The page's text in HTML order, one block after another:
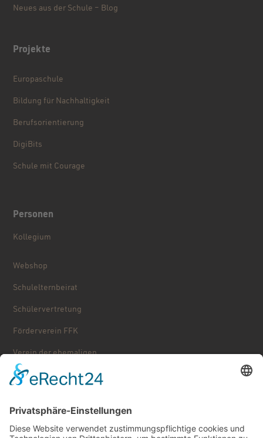
Neues aus der Schule – Blog
Projekte
Europaschule
Bildung für Nachhaltigkeit
Berufsorientierung
DigiBits
Schule mit Courage
Personen
Kollegium
Webshop
Schulelternbeirat
Schülervertretung
Förderverein FFK
Verein der ehemaligen ...
Stolpersteine